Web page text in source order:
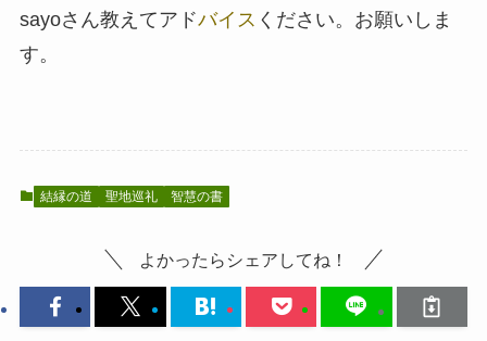
sayoさん教えてアドバイス ください。お願いしま
す。
結縁の道 聖地巡礼 智慧の書
よかったらシェアしてね！